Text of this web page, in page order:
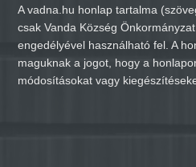
A vadna.hu honlap tartalma
csak Vanda Község
engedélyével használható fel. A
maguknak a jogot, hogy a
módosításokat vagy